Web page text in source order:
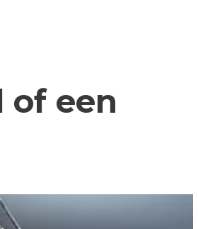
of een